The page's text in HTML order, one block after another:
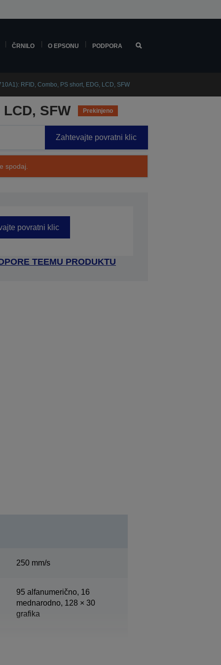
ČRNILO O EPSONU PODPORA
RFID, Combo, PS short, EDG, LCD, SFW
SFW Prekinjeno
Zahtevajte povratni klic
spodaj.
povratni klic
TEEMU PRODUKTU
250 mm/s
95 alfanumerično, 16
mednarodno, 128 × 30
grafika